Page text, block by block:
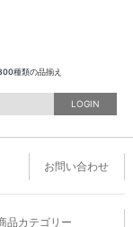
種類の品揃え
LOGIN
お問い合わせ
品カテゴリー